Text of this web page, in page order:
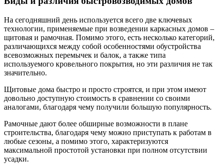
На сегодняшний день используется всего две ключевых
технологии, применяемые при возведении каркасных домов –
щитовая и рамочная. Помимо этого, есть несколько категорий,
различающихся между собой особенностями обустройства
всевозможных перемычек и балок, а также типа
используемого кровельного покрытия, но эти различия не так
значительно.
Щитовые дома быстро и просто строятся, и при этом имеют
довольно доступную стоимость в сравнении со своими
аналогами, благодаря чему получили большую популярность.
Рамочные дают более обширные возможности в плане
строительства, благодаря чему можно приступать к работам в
любые сезоны, а помимо этого, характеризуются
максимальной простотой установки при полном отсутствии
усадки.